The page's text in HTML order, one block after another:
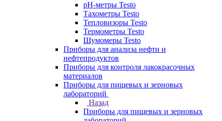
pH-метры Testo
Тахометры Testo
Тепловизоры Testo
Термометры Testo
Шумомеры Testo
Приборы для анализа нефти и
нефтепродуктов
Приборы для контроля лакокрасочных
материалов
Приборы для пищевых и зерновых
лабораторий
Назад
Приборы для пищевых и зерновых